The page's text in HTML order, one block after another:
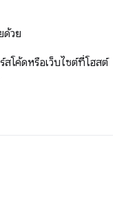
ด้วย
สโค้ดหรือเว็บไซต์ที่โฮสต์